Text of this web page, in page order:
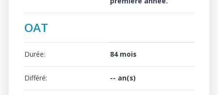
OAT
Durée: 84 mois
Différé: -- an(s)